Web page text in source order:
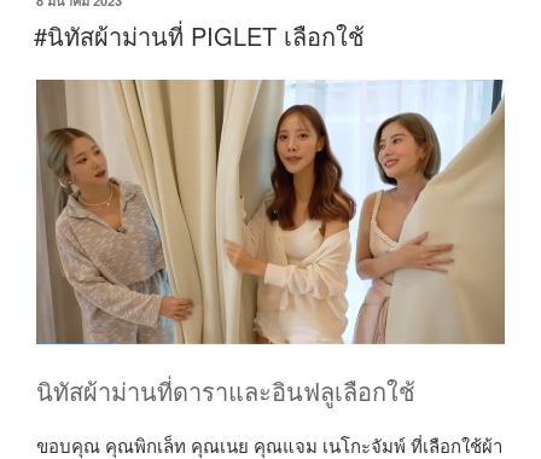
#นิทัสผ้าม่านที่ PIGLET เลือกใช้
นิทัสผ้าม่านที่ดาราและอินฟลูเลือกใช้
ขอบคุณ คุณพิกเล็ท คุณเนย คุณแจม เนโกะจัมพ์ ที่เลือกใช้ผ้า